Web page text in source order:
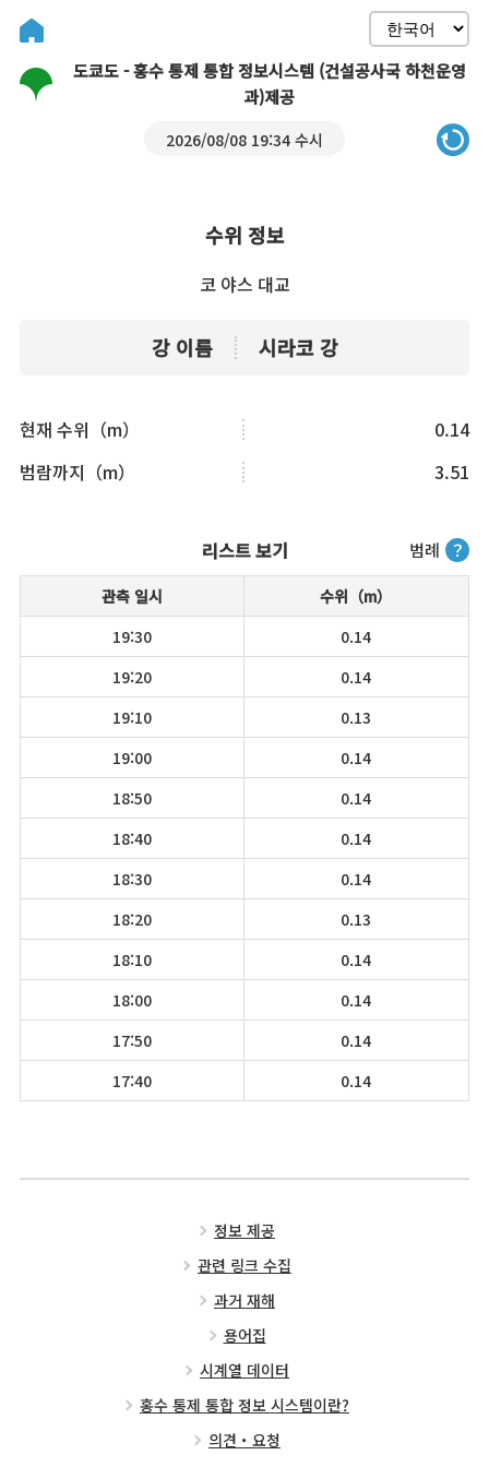
도쿄도 - 홍수 통제 통합 정보시스템 (건설공사국 하천운영
과)제공
2026/08/08 19:34 수시
수위 정보
코 야스 대교
강 이름 시라코 강
현재 수위（m）
0.14
범람까지（m）
3.51
범례 ？
리스트 보기
관측 일시
수위（m）
19:30
0.14
19:20
0.14
19:10
0.13
19:00
0.14
18:50
0.14
18:40
0.14
18:30
0.14
18:20
0.13
18:10
0.14
18:00
0.14
17:50
0.14
17:40
0.14
정보 제공
관련 링크 수집
과거 재해
용어집
시계열 데이터
홍수 통제 통합 정보 시스템이란?
의견・요청